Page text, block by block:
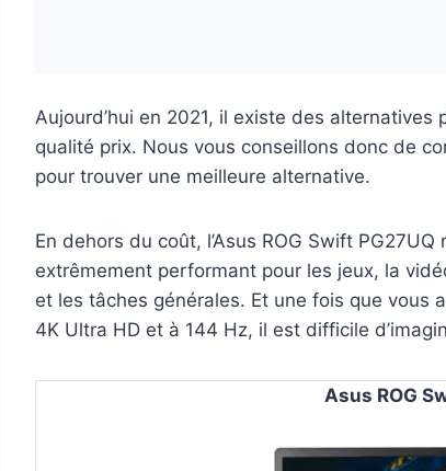
Aujourd’hui en 2021, il existe des
qualité prix. Nous vous conseillons donc de
pour trouver une meilleure alternative.
En dehors du coût, l’Asus ROG Swift
extrêmement performant pour les jeux, la
et les tâches générales. Et une fois que vous
4K Ultra HD et à 144 Hz, il est difficile
Asus ROG